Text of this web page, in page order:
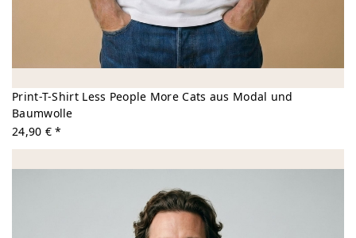
Print-T-Shirt Less People More Cats aus Modal und
Baumwolle
24,90 € *